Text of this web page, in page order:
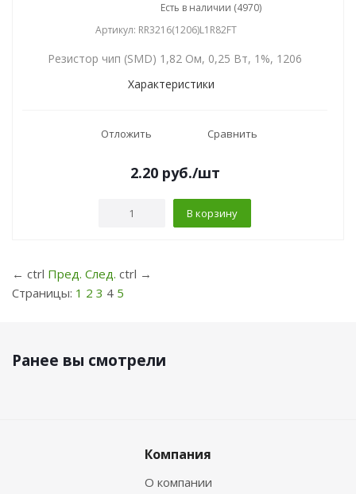
Есть в наличии (4970)
Артикул: RR3216(1206)L1R82FT
Резистор чип (SMD) 1,82 Ом, 0,25 Вт, 1%, 1206
Характеристики
Отложить Сравнить
2.20 руб./шт
В корзину
← ctrl Пред. След. ctrl →
Страницы: 1 2 3 4 5
Ранее вы смотрели
Компания
О компании